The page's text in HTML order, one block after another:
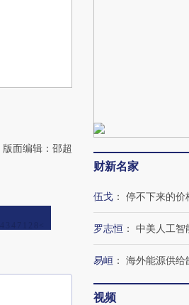
版面编辑：邵超
财新名家
伍戈 ： 停不下来的价
罗志恒 ： 中美人工智
易峘 ： 海外能源供给
视频